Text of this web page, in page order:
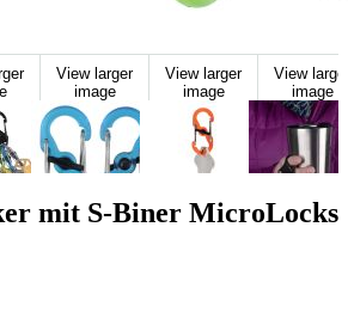
View larger
image
View larger
image
View
image
mit S-Biner MicroLocks